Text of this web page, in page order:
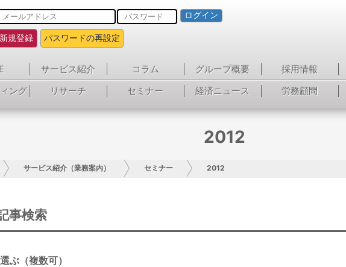
ログイン
新規登録 パスワードの再設定
サービス紹介 コラム グループ概要 採用情報
ング
リサーチ セミナー 経済ニュース 労務顧問
2012
サービス紹介（業務案内） セミナー 2012
事検索
ぶ（複数可）